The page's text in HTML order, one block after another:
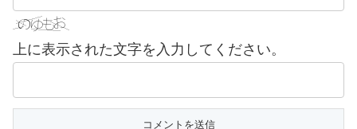
上に表示された文字を入力してください。